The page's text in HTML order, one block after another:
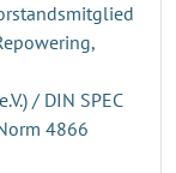
/ DIN SPEC
4866